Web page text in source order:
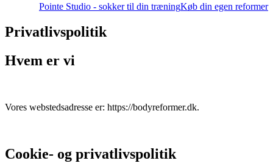
Pointe Studio - sokker til din træningKøb din egen reformer
Privatlivspolitik
Hvem er vi
Vores webstedsadresse er: https://bodyreformer.dk.
Cookie- og privatlivspolitik